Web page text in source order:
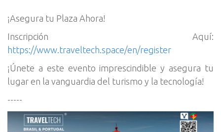
¡Asegura tu Plaza Ahora!
Inscripción Aquí:
https://www.traveltech.space/en/register
¡Únete a este evento imprescindible y asegura tu
lugar en la vanguardia del turismo y la tecnología!
-----